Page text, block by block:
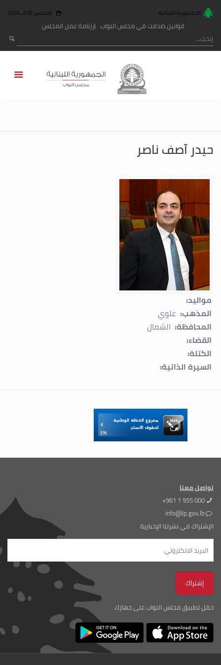
الجمهورية اللبنانية الخميس 06 آب 2026
قوانين صدقت في مجلس النواب رزنامة عمل المجلس
حيدر آصف ناصر
مواليد:
المذهب: علوي
المحافظة: الشمال
القضاء:
الكتلة:
السيرة الذاتية:
تواصل معنا
+961 1 955 000
info@lp.gov.lb
الإشتراك في نشرتنا الإخبارية
حمّل تطبيق مجلس النواب على جهازك